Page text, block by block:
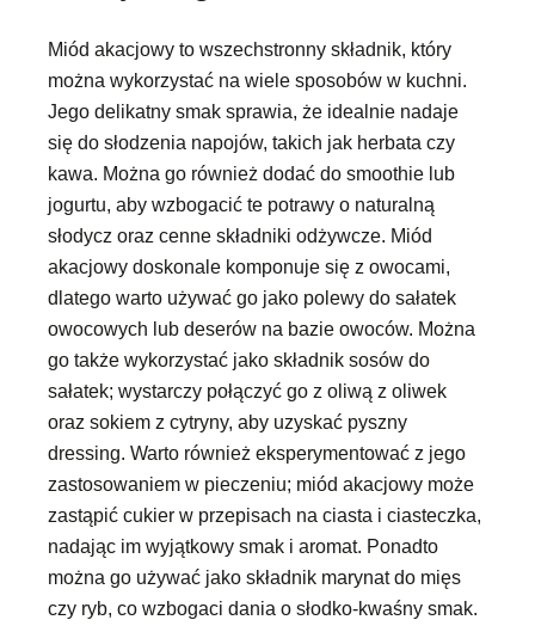
Miód akacjowy to wszechstronny składnik, który
można wykorzystać na wiele sposobów w kuchni.
Jego delikatny smak sprawia, że idealnie nadaje
się do słodzenia napojów, takich jak herbata czy
kawa. Można go również dodać do smoothie lub
jogurtu, aby wzbogacić te potrawy o naturalną
słodycz oraz cenne składniki odżywcze. Miód
akacjowy doskonale komponuje się z owocami,
dlatego warto używać go jako polewy do sałatek
owocowych lub deserów na bazie owoców. Można
go także wykorzystać jako składnik sosów do
sałatek; wystarczy połączyć go z oliwą z oliwek
oraz sokiem z cytryny, aby uzyskać pyszny
dressing. Warto również eksperymentować z jego
zastosowaniem w pieczeniu; miód akacjowy może
zastąpić cukier w przepisach na ciasta i ciasteczka,
nadając im wyjątkowy smak i aromat. Ponadto
można go używać jako składnik marynat do mięs
czy ryb, co wzbogaci dania o słodko-kwaśny smak.